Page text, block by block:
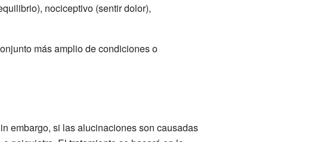
nociceptivo (sentir dolor),
más amplio de condiciones o
embargo, si las alucinaciones son causadas